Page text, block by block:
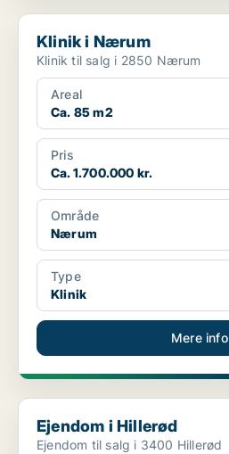
Klinik i Nærum
Klinik i Nærum
Klinik til salg i 2850 Nærum
Areal
Ca. 85 m2
Pris
Ca. 1.700.000 kr.
Område
Nærum
Type
Klinik
Mere info
Ejendom i Hillerød
Ejendom i Hillerød
Ejendom til salg i 3400 Hillerød